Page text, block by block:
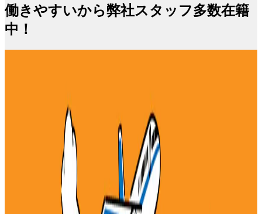
働きやすいから弊社スタッフ多数在籍
中！